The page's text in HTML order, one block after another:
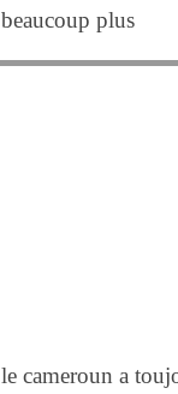
beaucoup plus
le cameroun a